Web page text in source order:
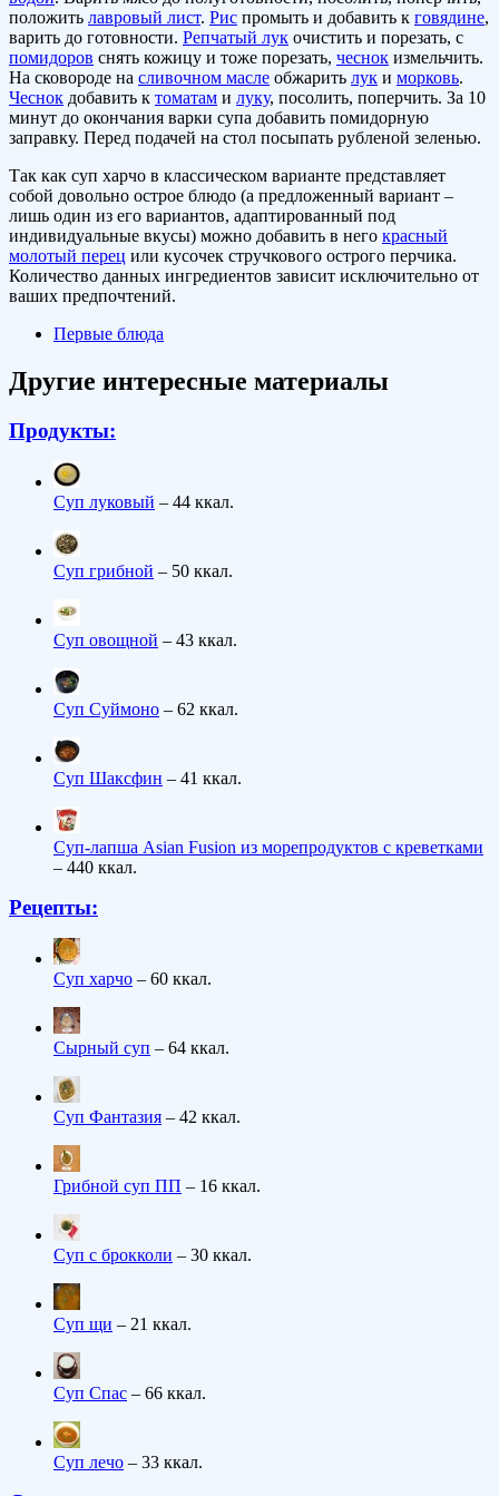
положить лавровый лист. Рис промыть и добавить к говядине,
варить до готовности. Репчатый лук очистить и порезать, с
помидоров снять кожицу и тоже порезать, чеснок измельчить.
На сковороде на сливочном масле обжарить лук и морковь.
Чеснок добавить к томатам и луку, посолить, поперчить. За 10
минут до окончания варки супа добавить помидорную
заправку. Перед подачей на стол посыпать рубленой зеленью.
Так как суп харчо в классическом варианте представляет
собой довольно острое блюдо (а предложенный вариант –
лишь один из его вариантов, адаптированный под
индивидуальные вкусы) можно добавить в него красный
молотый перец или кусочек стручкового острого перчика.
Количество данных ингредиентов зависит исключительно от
ваших предпочтений.
Первые блюда
Другие интересные материалы
Продукты:
Суп луковый – 44 ккал.
Суп грибной – 50 ккал.
Суп овощной – 43 ккал.
Суп Суймоно – 62 ккал.
Суп Шаксфин – 41 ккал.
Суп-лапша Asian Fusion из морепродуктов с креветками
– 440 ккал.
Рецепты:
Суп харчо – 60 ккал.
Сырный суп – 64 ккал.
Суп Фантазия – 42 ккал.
Грибной суп ПП – 16 ккал.
Суп с брокколи – 30 ккал.
Суп щи – 21 ккал.
Суп Спас – 66 ккал.
Суп лечо – 33 ккал.